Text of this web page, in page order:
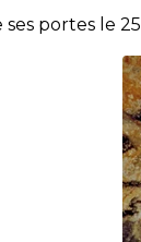
portes le